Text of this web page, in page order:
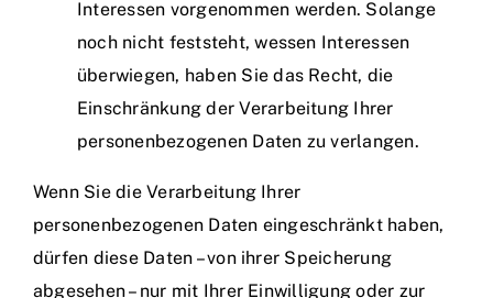
Interessen vorgenommen werden. Solange
noch nicht feststeht, wessen Interessen
überwiegen, haben Sie das Recht, die
Einschränkung der Verarbeitung Ihrer
personenbezogenen Daten zu verlangen.
Wenn Sie die Verarbeitung Ihrer
personenbezogenen Daten eingeschränkt haben,
dürfen diese Daten – von ihrer Speicherung
abgesehen – nur mit Ihrer Einwilligung oder zur